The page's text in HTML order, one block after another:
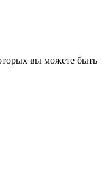
вы можете быть